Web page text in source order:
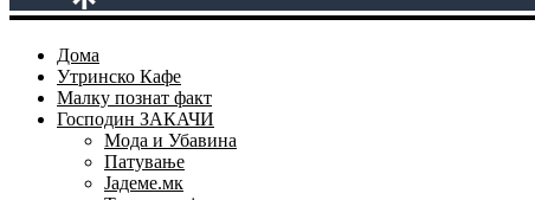
Дома
Утринско Кафе
Малку познат факт
Господин ЗАКАЧИ
Мода и Убавина
Патување
Јадеме.мк